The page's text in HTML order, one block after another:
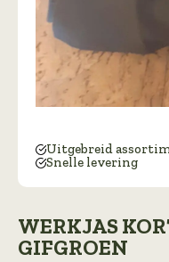
Uitgebreid
Snelle levering
WERKJAS
GIFGROEN